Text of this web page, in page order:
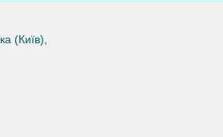
(Київ)